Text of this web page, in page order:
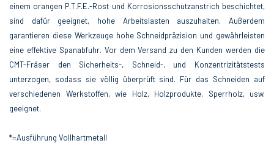
einem orangen P.T.F.E.-Rost und Korrosionsschutzanstrich beschichtet,
sind dafür geeignet, hohe Arbeitslasten auszuhalten. Außerdem
garantieren diese Werkzeuge hohe Schneidpräzision und gewährleisten
eine effektive Spanabfuhr. Vor dem Versand zu den Kunden werden die
CMT-Fräser den Sicherheits-, Schneid-, und Konzentrizitätstests
unterzogen, sodass sie völlig überprüft sind. Für das Schneiden auf
verschiedenen Werkstoffen, wie Holz, Holzprodukte, Sperrholz, usw.
geeignet.
*=Ausführung Vollhartmetall